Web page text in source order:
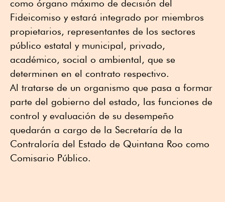
como órgano máximo de decisión del
Fideicomiso y estará integrado por miembros
propietarios, representantes de los sectores
público estatal y municipal, privado,
académico, social o ambiental, que se
determinen en el contrato respectivo.
Al tratarse de un organismo que pasa a formar
parte del gobierno del estado, las funciones de
control y evaluación de su desempeño
quedarán a cargo de la Secretaría de la
Contraloría del Estado de Quintana Roo como
Comisario Público.